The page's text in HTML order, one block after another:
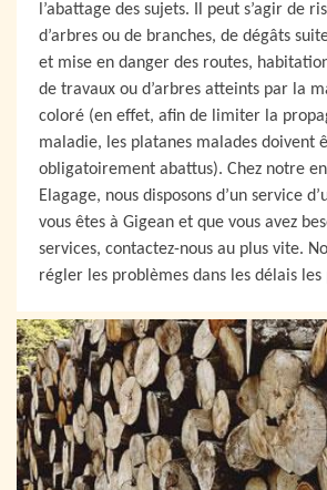
l’abattage des sujets. Il peut s’agir de
d’arbres ou de branches, de dégâts
et mise en danger des routes,
de travaux ou d’arbres atteints par la
coloré (en effet, afin de limiter la
maladie, les platanes malades doivent
obligatoirement abattus). Chez notre
Elagage, nous disposons d’un service
vous êtes à Gigean et que vous avez
services, contactez-nous au plus vite.
régler les problèmes dans les délais les